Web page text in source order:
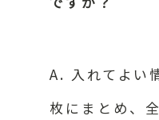
A. 入れてよい
枚にまとめ、